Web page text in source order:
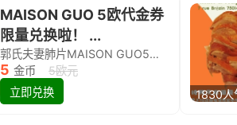
MAISON GUO 5欧代金券
限量兑换啦！ ...
郭氏夫妻肺片MAISON GUO5欧代金券限量兑换啦！
5 金币
5欧元
立即兑换
1830人